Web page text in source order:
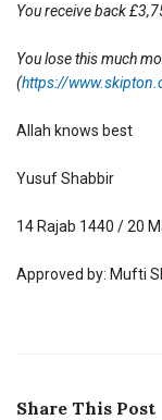
You receive back
You lose this much
(https://
Allah knows best
Yusuf Shabbir
14 Rajab 1440 / 20
Approved by: Mufti
Share This Post